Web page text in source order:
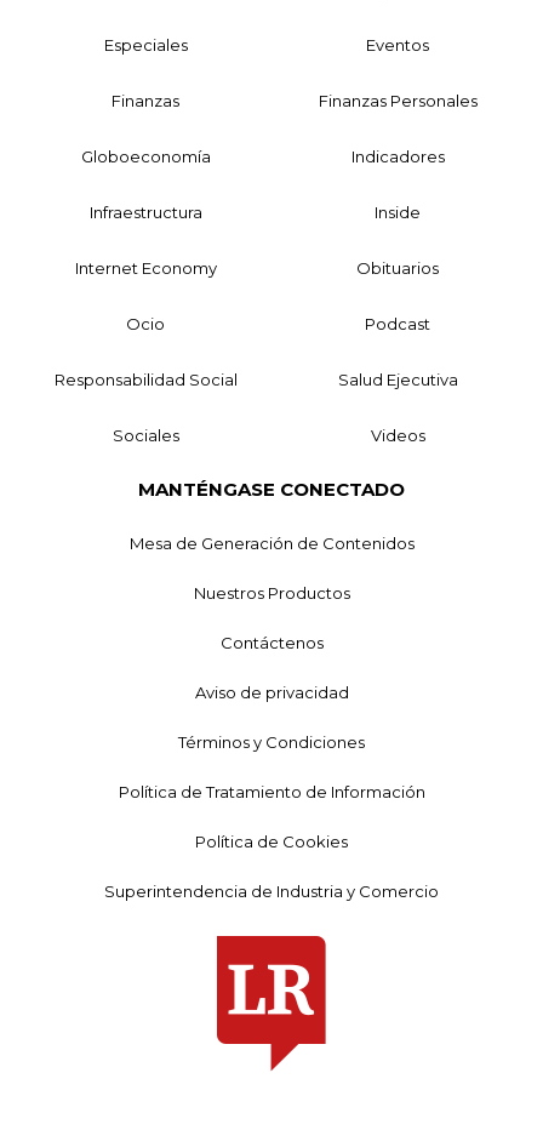
Especiales Eventos
Finanzas Finanzas Personales
Globoeconomía Indicadores
Infraestructura Inside
Internet Economy Obituarios
Ocio Podcast
Responsabilidad Social Salud Ejecutiva
Sociales Videos
MANTÉNGASE CONECTADO
Mesa de Generación de Contenidos
Nuestros Productos
Contáctenos
Aviso de privacidad
Términos y Condiciones
Política de Tratamiento de Información
Política de Cookies
Superintendencia de Industria y Comercio